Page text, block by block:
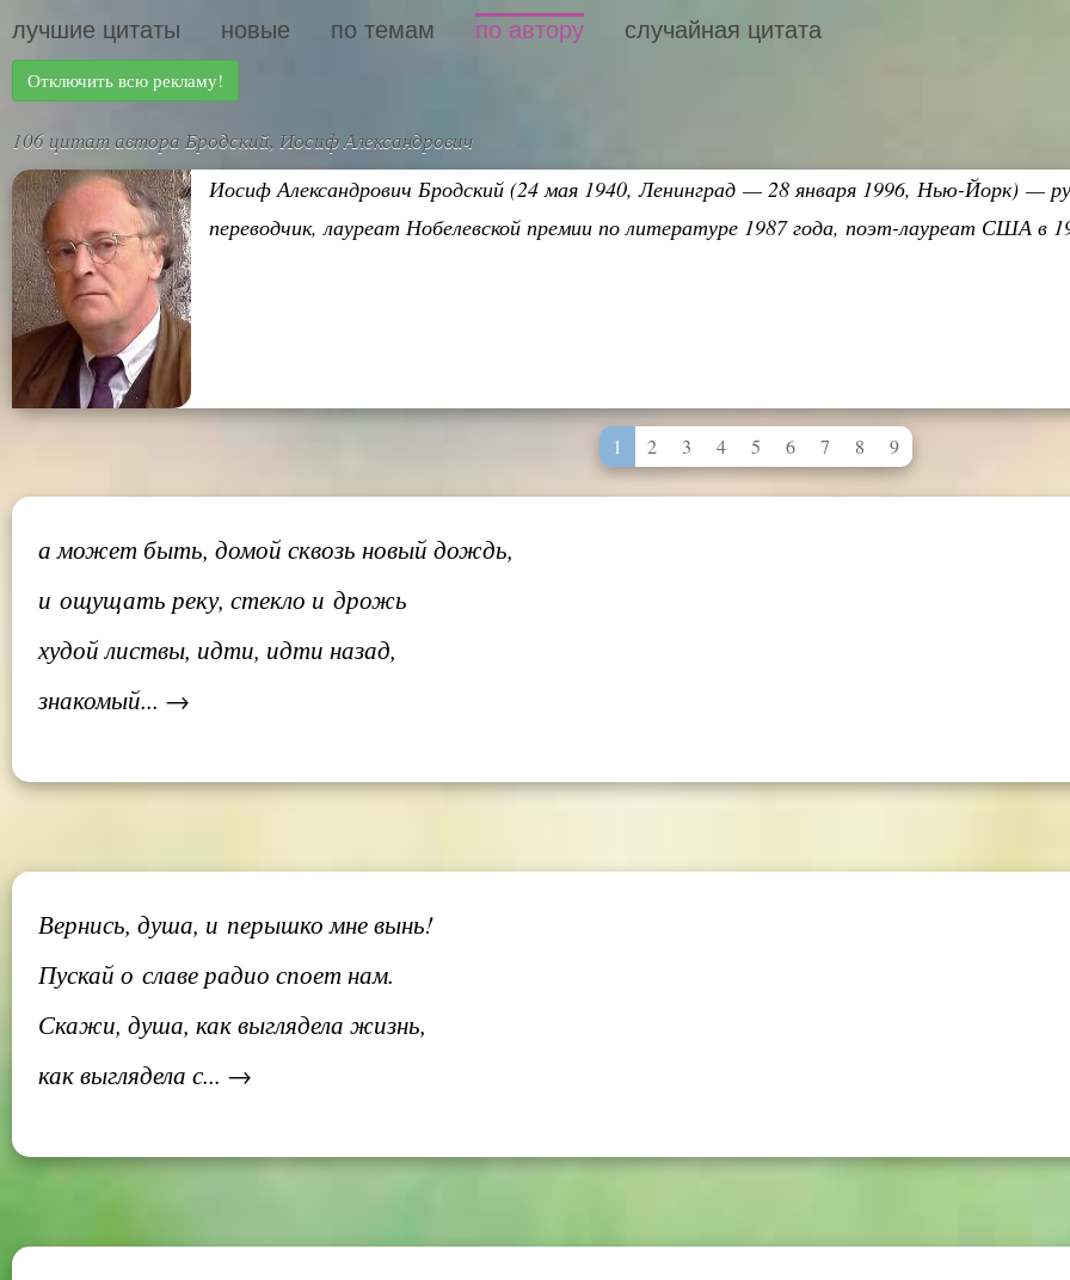
лучшие цитаты новые по темам по автору случайная цитата
Отключить всю рекламу!
106 цитат автора Бродский, Иосиф Александрович
Иосиф Александрович Бродский (24 мая 1940, Ленинград — 28 января 1996, Нью-Йорк) —
переводчик, лауреат Нобелевской премии по литературе 1987 года, поэт-лауреат США в
1 2 3 4 5 6 7 8 9
а может быть, домой сквозь новый дождь,
и ощущать реку, стекло и дрожь
худой листвы, идти, идти назад,
знакомый... →
Вернись, душа, и перышко мне вынь!
Пускай о славе радио споет нам.
Скажи, душа, как выглядела жизнь,
как выглядела с... →